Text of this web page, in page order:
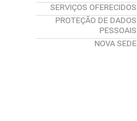
SERVIÇOS OFERECIDOS
PROTEÇÃO DE DADOS
PESSOAIS
NOVA SEDE